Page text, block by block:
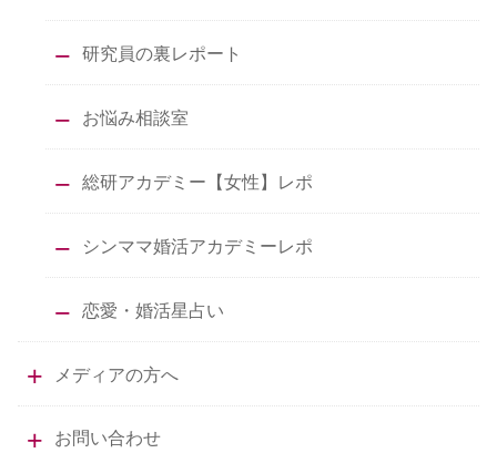
研究員の裏レポート
お悩み相談室
総研アカデミー【女性】レポ
シンママ婚活アカデミーレポ
恋愛・婚活星占い
メディアの方へ
お問い合わせ